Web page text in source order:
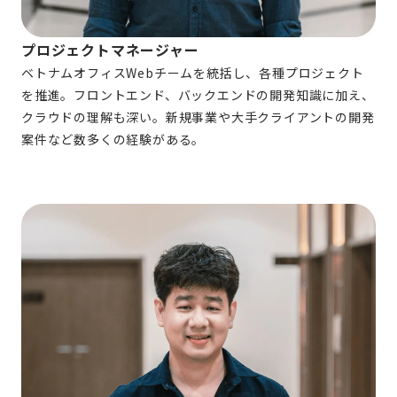
プロジェクトマネージャー
ベトナムオフィスWebチームを統括し、各種プロジェクト
を推進。フロントエンド、バックエンドの開発知識に加え、
クラウドの理解も深い。新規事業や大手クライアントの開発
案件など数多くの経験がある。